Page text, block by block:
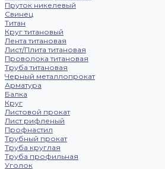
Пруток никелевый
Свинец
Титан
Круг титановый
Лента титановая
Лист/Плита титановая
Проволока титановая
Труба титановая
Черный металлопрокат
Арматура
Балка
Круг
Листовой прокат
Лист рифленый
Профнастил
Трубный прокат
Труба круглая
Труба профильная
Уголок